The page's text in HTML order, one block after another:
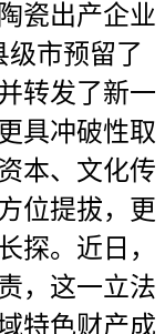
瓷出产企业
级市预留了
转发了新一
具冲破性取
本、文化传
位提拔，更
探。近日，
，这一立法
特色财产成